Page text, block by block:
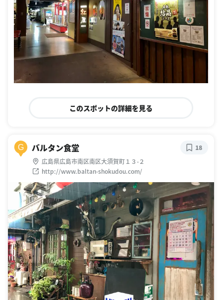
このスポットの詳細を見る
G バルタン食堂
広島県広島市南区南区大須賀町１３-２
http://www.baltan-shokudou.com/
18